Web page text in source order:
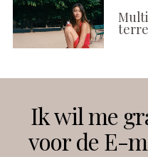
Instagram
Ik wil me
voor de E-